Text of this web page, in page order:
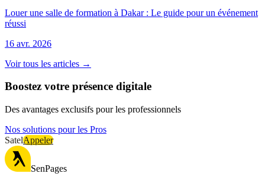
Louer une salle de formation à Dakar : Le guide pour un événement
réussi
16 avr. 2026
Voir tous les articles →
Boostez votre présence digitale
Des avantages exclusifs pour les professionnels
Nos solutions pour les Pros
SatelAppeler
SenPages